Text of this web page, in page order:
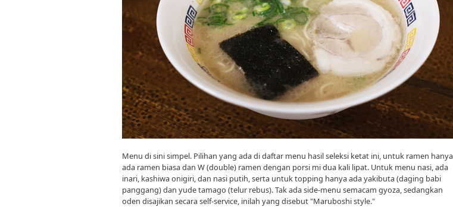
Menu di sini simpel. Pilihan yang ada di daftar menu hasil seleksi ketat ini, untuk ramen hanya
ada ramen biasa dan W (double) ramen dengan porsi mi dua kali lipat. Untuk menu nasi, ada
inari, kashiwa onigiri, dan nasi putih, serta untuk topping hanya ada yakibuta (daging babi
panggang) dan yude tamago (telur rebus). Tak ada side-menu semacam gyoza, sedangkan
oden disajikan secara self-service, inilah yang disebut "Maruboshi style."